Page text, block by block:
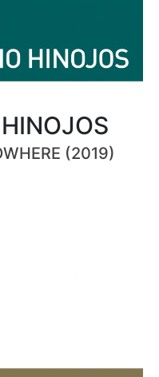
(2019)